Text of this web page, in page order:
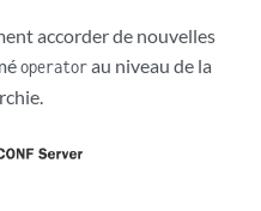
accorder de nouvelles
operatorau niveau de la